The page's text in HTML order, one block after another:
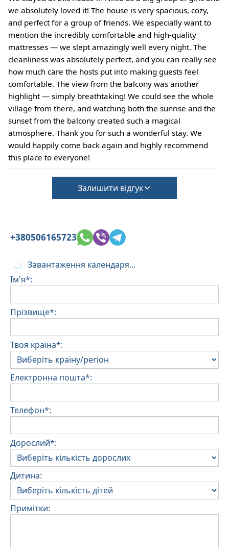
we absolutely loved it! The house is very spacious, cozy,
and perfect for a group of friends. We especially want to
mention the incredibly comfortable and high-quality
mattresses — we slept amazingly well every night. The
cleanliness was absolutely perfect, and you can really see
how much care the hosts put into making guests feel
comfortable. The view from the balcony was another
highlight — simply breathtaking! We could see the whole
village from there, and watching both the sunrise and the
sunset from the balcony created such a magical
atmosphere. Thank you for such a wonderful stay. We
would happily come back again and highly recommend
this place to everyone!
Залишити відгук
+380506165723
Завантаження календаря...
Ім'я*:
Прізвище*:
Твоя країна*:
Електронна пошта*:
Телефон*:
Дорослий*:
Дитина:
Примітки: